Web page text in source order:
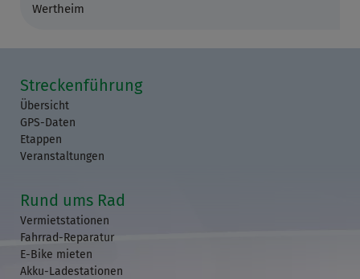
Wertheim
Streckenführung
Übersicht
GPS-Daten
Etappen
Veranstaltungen
Rund ums Rad
Vermietstationen
Fahrrad-Reparatur
E-Bike mieten
Akku-Ladestationen